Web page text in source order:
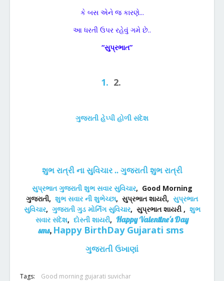
કે બસ એને જ કારણે...
આ ધરતી ઉપર રહેવું ગમે છે..
“સુપ્રભાત”
1. 2.
ગુજરાતી હેપ્પી હોળી સંદેશ
શુભ રાત્રી ના સુવિચાર.. ગુજરાતી શુભ રાત્રી
સુપ્રભાત ગુજરાતી શુભ સવાર સુવિચાર, Good Morning
ગુજરાતી, શુભ સવાર ની શુભેચ્છા, સુપ્રભાત શાયરી, સુપ્રભાત
સુવિચાર, ગુજરાતી ગુડ મોર્નિંગ સુવિચાર, સુપ્રભાત શાયરી , શુભ
સવાર સંદેશ, દોસ્તી શાયરી, Happy Valentine's Day
sms, Happy BirthDay Gujarati sms
ગુજરાતી ઉખાણાં
Tags: Good morning gujarati suvichar